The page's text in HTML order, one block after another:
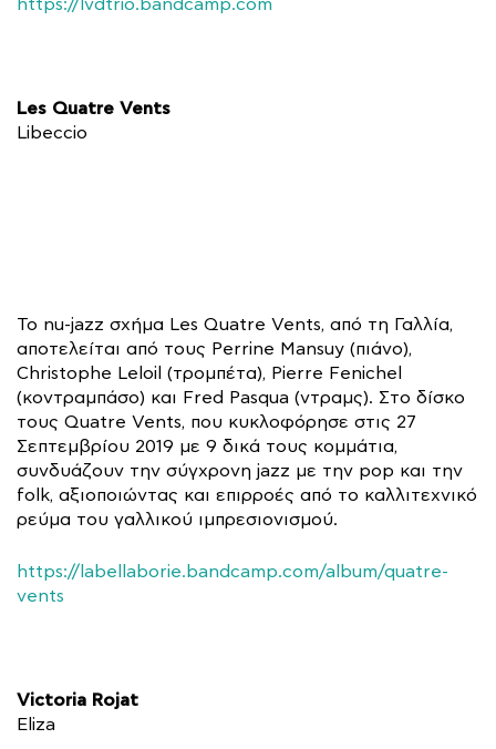
https://lvdtrio.bandcamp.com
Les Quatre Vents
Libeccio
Το nu-jazz σχήμα Les Quatre Vents, από τη Γαλλία,
αποτελείται από τους Perrine Mansuy (πιάνο),
Christophe Leloil (τρομπέτα), Pierre Fenichel
(κοντραμπάσο) και Fred Pasqua (ντραμς). Στο δίσκο
τους Quatre Vents, που κυκλοφόρησε στις 27
Σεπτεμβρίου 2019 με 9 δικά τους κομμάτια,
συνδυάζουν την σύγχρονη jazz με την pop και την
folk, αξιοποιώντας και επιρροές από το καλλιτεχνικό
ρεύμα του γαλλικού ιμπρεσιονισμού.
https://labellaborie.bandcamp.com/album/quatre-
vents
Victoria Rojat
Eliza